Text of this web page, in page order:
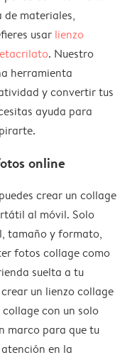
de materiales,
usar lienzo
. Nuestro
herramienta
y convertir tus
ayuda para
online
crear un collage
al móvil. Solo
tamaño y formato,
fotos collage como
suelta a tu
un lienzo collage
con un solo
marco para que tu
en la